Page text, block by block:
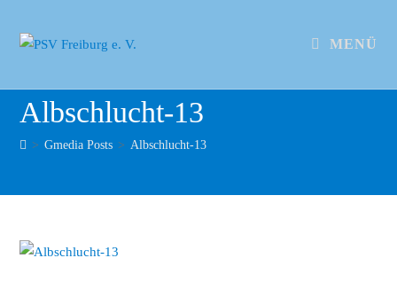
MENÜ
Albschlucht-13
> Gmedia Posts > Albschlucht-13